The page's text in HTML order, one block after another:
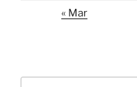
« Mar